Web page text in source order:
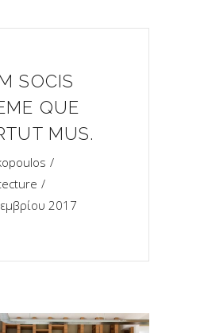
SOCIS
QUE
MUS.
2017